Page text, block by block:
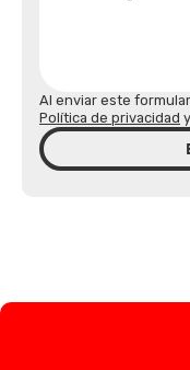
Al enviar este
Política de privacidad y